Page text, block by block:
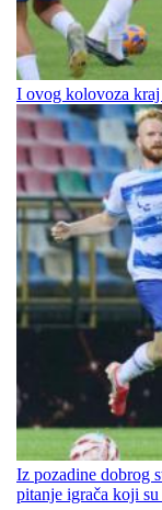
I ovog kolovoza kraj
Iz pozadine dobrog
pitanje igrača koji